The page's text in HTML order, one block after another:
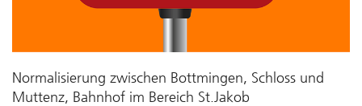
Normalisierung zwischen Bottmingen, Schloss und
Muttenz, Bahnhof im Bereich St.Jakob